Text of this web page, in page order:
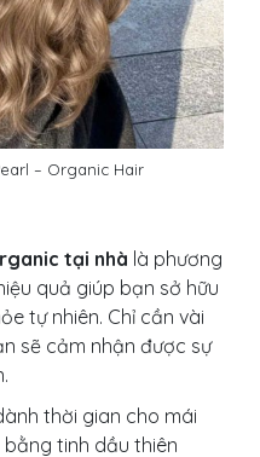
– Organic Hair
tại nhà là phương
quả giúp bạn sở hữu
tự nhiên. Chỉ cần vài
sẽ cảm nhận được sự
thời gian cho mái
tinh dầu thiên